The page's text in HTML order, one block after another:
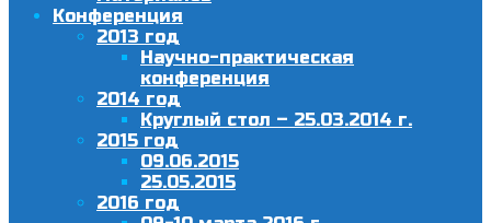
Конференция
2013 год
Научно-практическая
конференция
2014 год
Круглый стол – 25.03.2014 г.
2015 год
09.06.2015
25.05.2015
2016 год